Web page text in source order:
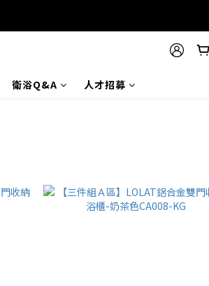
衛浴Q&A 人才招募